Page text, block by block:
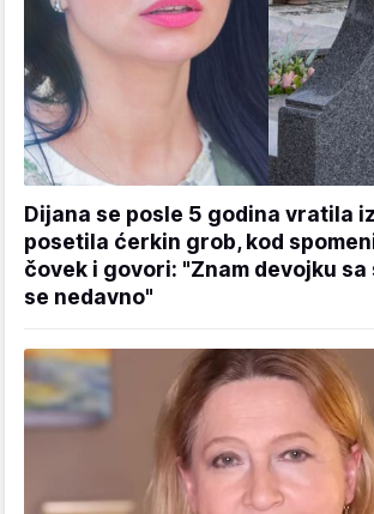
Dijana se posle 5 godina vratila
posetila ćerkin grob, kod
čovek i govori: "Znam devojku sa
se nedavno"